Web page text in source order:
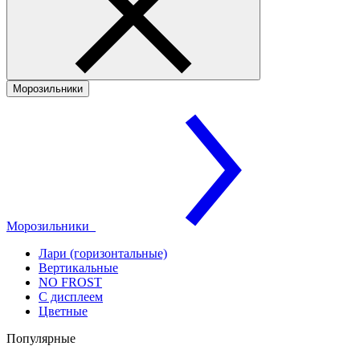
Морозильники
Морозильники
Лари (горизонтальные)
Вертикальные
NO FROST
С дисплеем
Цветные
Популярные